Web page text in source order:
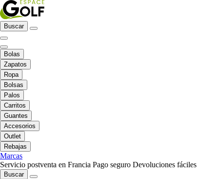
Buscar
Bolas
Zapatos
Ropa
Bolsas
Palos
Carritos
Guantes
Accesorios
Outlet
Rebajas
Marcas
Servicio postventa en Francia Pago seguro Devoluciones fáciles
Buscar